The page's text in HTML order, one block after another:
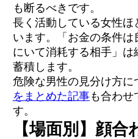
も断るべきです。
長く活動している女性ほ
います。「お金の条件
にいて消耗する相手」
蓄積します。
危険な男性の見分け方に
をまとめた記事も合わせ
す。
【場面別】顔